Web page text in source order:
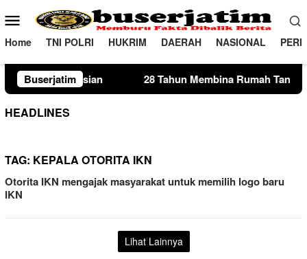
ke
konten
Menu
Mobile
Home TNI POLRI HUKRIM DAERAH NASIONAL
Buserjatim
28 Tahun Membina Rumah Tangga, Seorang Ibu Lima
HEADLINES
TAG: KEPALA OTORITA IKN
Otorita IKN mengajak masyarakat untuk memilih logo baru
IKN
Lihat Lainnya